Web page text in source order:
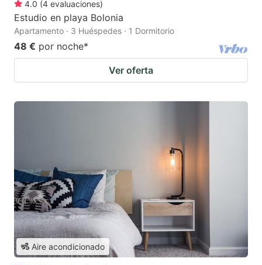
4.0 (4 evaluaciones)
Estudio en playa Bolonia
Apartamento · 3 Huéspedes · 1 Dormitorio
48 € por noche*
Ver oferta
Aire acondicionado